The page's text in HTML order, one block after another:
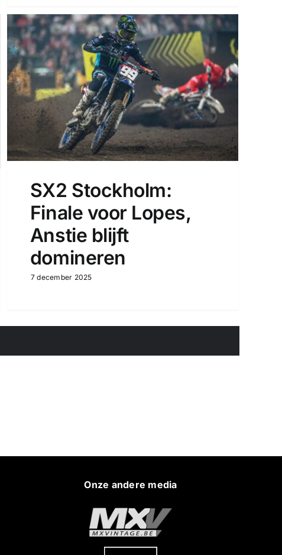
SX2 Stockholm:
Finale voor Lopes,
Anstie blijft
domineren
7 december 2025
Onze andere media